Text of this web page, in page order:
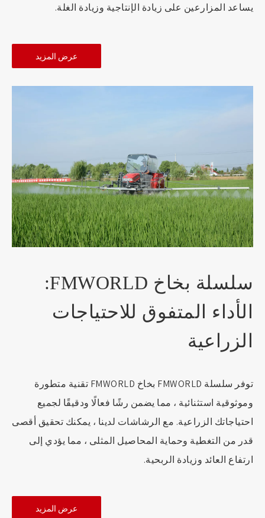
يساعد المزارعين على زيادة الإنتاجية وزيادة الغلة.
عرض المزيد
سلسلة بخاخ FMWORLD:
الأداء المتفوق للاحتياجات
الزراعية
توفر سلسلة FMWORLD بخاخ FMWORLD تقنية متطورة
وموثوقية استثنائية ، مما يضمن رشًا فعالًا ودقيقًا لجميع
احتياجاتك الزراعية. مع الرشاشات لدينا ، يمكنك تحقيق أقصى
قدر من التغطية وحماية المحاصيل المثلى ، مما يؤدي إلى
ارتفاع العائد وزيادة الربحية.
عرض المزيد